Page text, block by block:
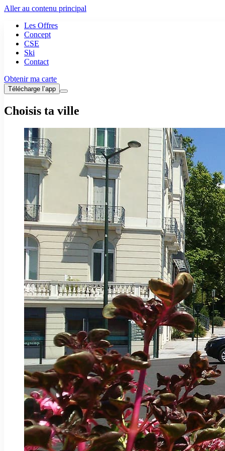
Aller au contenu principal
Les Offres
Concept
CSE
Ski
Contact
Obtenir ma carte
Télécharge l’app
Choisis ta ville